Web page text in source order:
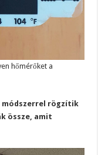
hőmérőket a
módszerrel rögzítik
össze, amit